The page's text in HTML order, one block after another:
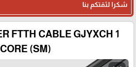
شكرا لثقتكم بنا
FTTH CABLE GJYXCH 1
CORE (SM)